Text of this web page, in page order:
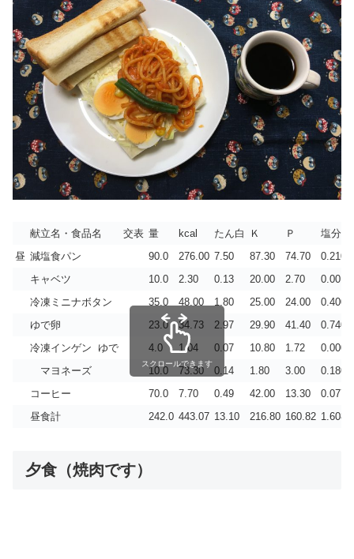
献立名・食品名 交表 量 kcal たん白 Ｋ Ｐ
塩分
昼 減塩食パン 90.0 276.00 7.50 87.30 74.70
0.210
キャベツ
10.0 2.30 0.13 20.00 2.70
0.001
冷凍ミニナボタン
35.0 48.00 1.80 25.00 24.00
0.400
ゆで卵
23.0 34.73 2.97 29.90 41.40
0.740
冷凍インゲン ゆで
4.0 1.04 0.07 10.80 1.72
0.000
マヨネーズ
10.0 73.30 0.14 1.80 3.00
0.180
コーヒー
70.0 7.70 0.49 42.00 13.30
0.077
昼食計
242.0 443.07 13.10 216.80 160.82 1.608
スクロールできます
夕食（焼肉です）